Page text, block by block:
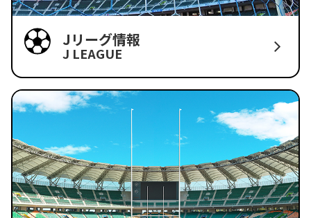
Jリーグ情報
J LEAGUE